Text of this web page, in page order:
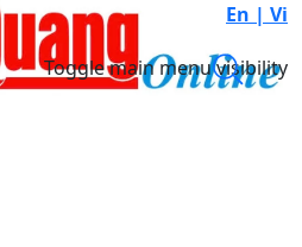
En | Vi
Toggle main menu visibility